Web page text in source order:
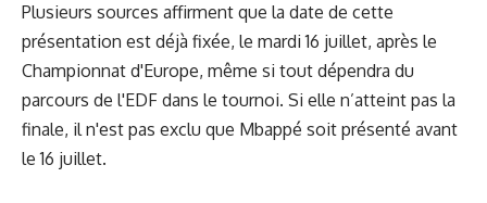
Plusieurs sources affirment que la date de cette
présentation est déjà fixée, le mardi 16 juillet, après le
Championnat d'Europe, même si tout dépendra du
parcours de l'EDF dans le tournoi. Si elle n’atteint pas la
finale, il n'est pas exclu que Mbappé soit présenté avant
le 16 juillet.